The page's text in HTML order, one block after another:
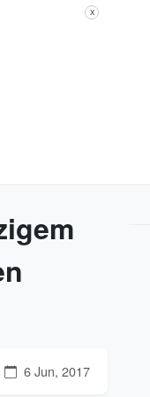
X
6 Jun, 2017